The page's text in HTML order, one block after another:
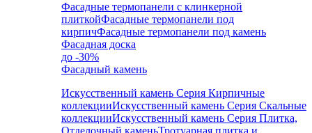
Фасадные термопанели с клинкерной
плиткойФасадные термопанели под
кирпичФасадные термопанели под камень
Фасадная доска
до -30%
Фасадный камень
Искусственный камень Серия Кирпичные
коллекцииИскусственный камень Серия Скальные
коллекцииИскусственный камень Серия Плитка,
Отделочный каменьТротуарная плитка и